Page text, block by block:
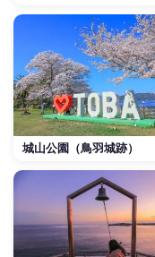
城山公園（鳥羽城跡）